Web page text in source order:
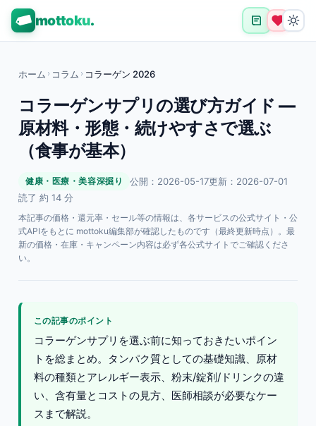
mottoku.
ホーム › コラム › コラーゲン 2026
コラーゲンサプリの選び方ガイド —
原材料・形態・続けやすさで選ぶ
（食事が基本）
健康・医療・美容深掘り 公開：2026-05-17更新：2026-07-01
読了 約 14 分
本記事の価格・還元率・セール等の情報は、各サービスの公式サイト・公
式APIをもとに mottoku編集部が確認したものです（最終更新時点）。最
新の価格・在庫・キャンペーン内容は必ず各公式サイトでご確認くださ
い。
この記事のポイント
コラーゲンサプリを選ぶ前に知っておきたいポイン
トを総まとめ。タンパク質としての基礎知識、原材
料の種類とアレルギー表示、粉末/錠剤/ドリンクの違
い、含有量とコストの見方、医師相談が必要なケー
スまで解説。